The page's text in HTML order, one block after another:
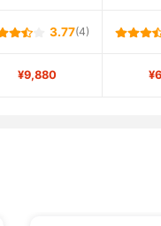
3.77(4)
¥9,880